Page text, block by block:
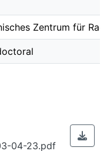
Zentrum für
04-23.pdf